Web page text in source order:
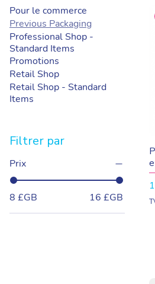
Pour le commerce
Previous Packaging
Professional Shop -
Standard Items
Promotions
Retail Shop
Retail Shop - Standard
Items
Filtrer par
Prix
8 £GB 16 £GB